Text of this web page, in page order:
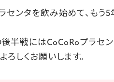
センタを飲み始めて、もう5
半戦にはCoCoRoプラセン
ろしくお願いします。